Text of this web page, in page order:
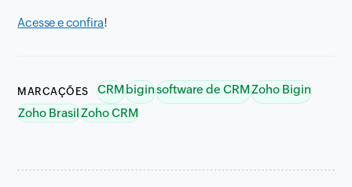
Acesse e confira!
MARCAÇÕES CRMbiginsoftware de CRMZoho Bigin
Zoho BrasilZoho CRM